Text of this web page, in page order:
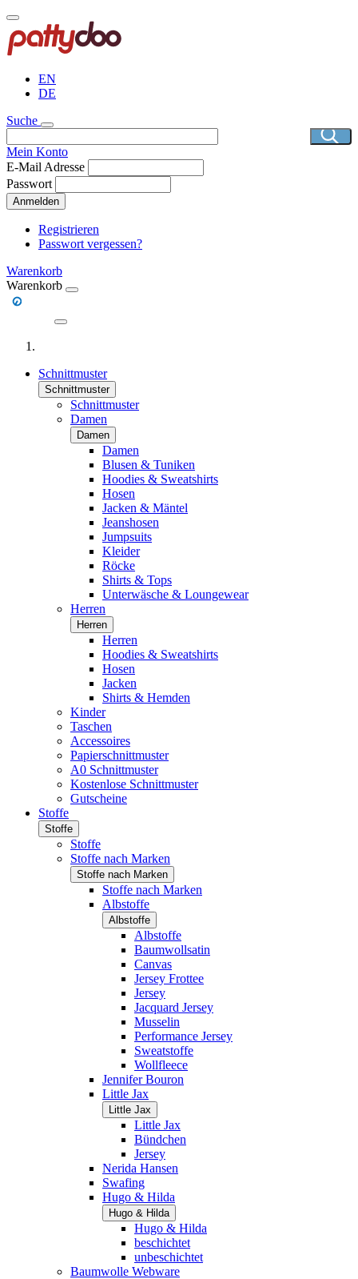
Direkt
zum
Inhalt
EN
DE
Suche
Mein Konto
E-Mail Adresse
Passwort
Anmelden
Registrieren
Passwort vergessen?
Warenkorb
Warenkorb
Schnittmuster
Schnittmuster
Schnittmuster
Damen
Damen
Damen
Blusen & Tuniken
Hoodies & Sweatshirts
Hosen
Jacken & Mäntel
Jeanshosen
Jumpsuits
Kleider
Röcke
Shirts & Tops
Unterwäsche & Loungewear
Herren
Herren
Herren
Hoodies & Sweatshirts
Hosen
Jacken
Shirts & Hemden
Kinder
Taschen
Accessoires
Papierschnittmuster
A0 Schnittmuster
Kostenlose Schnittmuster
Gutscheine
Stoffe
Stoffe
Stoffe
Stoffe nach Marken
Stoffe nach Marken
Stoffe nach Marken
Albstoffe
Albstoffe
Albstoffe
Baumwollsatin
Canvas
Jersey Frottee
Jersey
Jacquard Jersey
Musselin
Performance Jersey
Sweatstoffe
Wollfleece
Jennifer Bouron
Little Jax
Little Jax
Little Jax
Bündchen
Jersey
Nerida Hansen
Swafing
Hugo & Hilda
Hugo & Hilda
Hugo & Hilda
beschichtet
unbeschichtet
Baumwolle Webware